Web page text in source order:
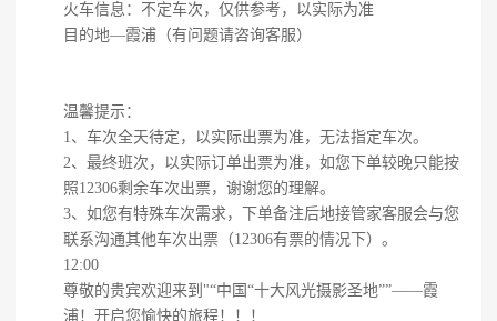
火车信息：不定车次，仅供参考，以实际为准
目的地—霞浦（有问题请咨询客服）
温馨提示：
1、车次全天待定，以实际出票为准，无法指定车次。
2、最终班次，以实际订单出票为准，如您下单较晚只能按
照12306剩余车次出票，谢谢您的理解。
3、如您有特殊车次需求，下单备注后地接管家客服会与您
联系沟通其他车次出票（12306有票的情况下）。
12:00
尊敬的贵宾欢迎来到"“中国“十大风光摄影圣地””——霞
浦！开启您愉快的旅程！！！